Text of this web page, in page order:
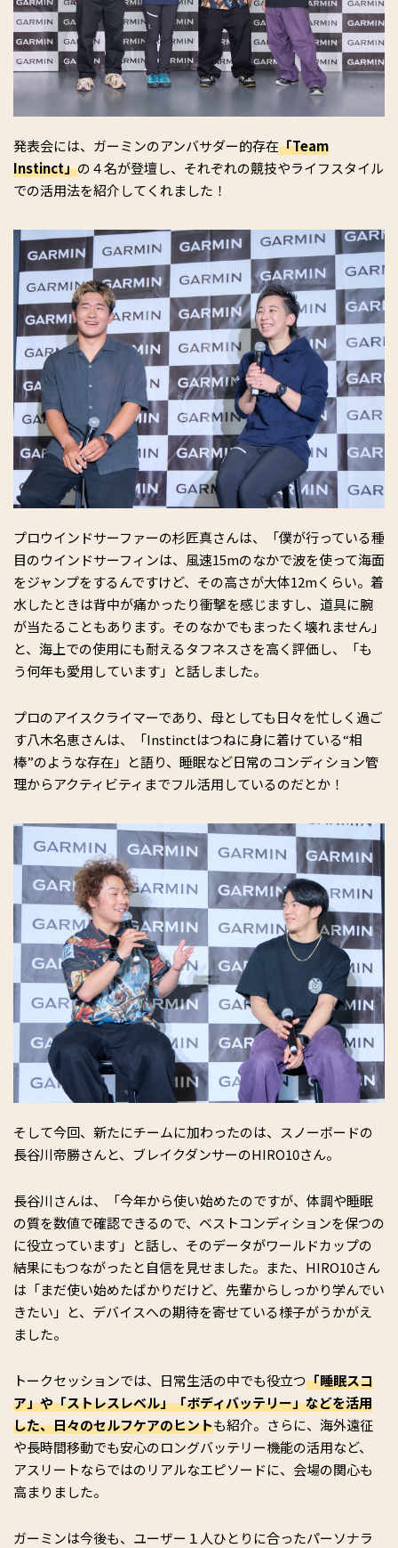
発表会には、ガーミンのアンバサダー的存在「Team
Instinct」の４名が登壇し、それぞれの競技やライフスタイル
での活用法を紹介してくれました！
プロウインドサーファーの杉匠真さんは、「僕が行っている種
目のウインドサーフィンは、風速15mのなかで波を使って海面
をジャンプをするんですけど、その高さが大体12mくらい。着
水したときは背中が痛かったり衝撃を感じますし、道具に腕
が当たることもあります。そのなかでもまったく壊れません」
と、海上での使用にも耐えるタフネスさを高く評価し、「も
う何年も愛用しています」と話しました。
プロのアイスクライマーであり、母としても日々を忙しく過ご
す八木名恵さんは、「Instinctはつねに身に着けている“相
棒”のような存在」と語り、睡眠など日常のコンディション管
理からアクティビティまでフル活用しているのだとか！
そして今回、新たにチームに加わったのは、スノーボードの
長谷川帝勝さんと、ブレイクダンサーのHIRO10さん。
長谷川さんは、「今年から使い始めたのですが、体調や睡眠
の質を数値で確認できるので、ベストコンディションを保つの
に役立っています」と話し、そのデータがワールドカップの
結果にもつながったと自信を見せました。また、HIRO10さん
は「まだ使い始めたばかりだけど、先輩からしっかり学んでい
きたい」と、デバイスへの期待を寄せている様子がうかがえ
ました。
トークセッションでは、日常生活の中でも役立つ「睡眠スコ
ア」や「ストレスレベル」「ボディバッテリー」などを活用
した、日々のセルフケアのヒントも紹介。さらに、海外遠征
や長時間移動でも安心のロングバッテリー機能の活用など、
アスリートならではのリアルなエピソードに、会場の関心も
高まりました。
ガーミンは今後も、ユーザー１人ひとりに合ったパーソナラ